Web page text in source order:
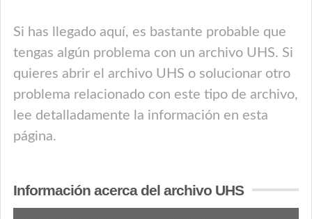
Si has llegado aquí, es bastante probable que
tengas algún problema con un archivo UHS. Si
quieres abrir el archivo UHS o solucionar otro
problema relacionado con este tipo de archivo,
lee detalladamente la información en esta
página.
Información acerca del archivo UHS